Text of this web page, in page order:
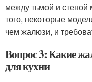
между тьмой и стеной
того, некоторые
чем жалюзи, и
Вопрос 3: Какие
для кухни